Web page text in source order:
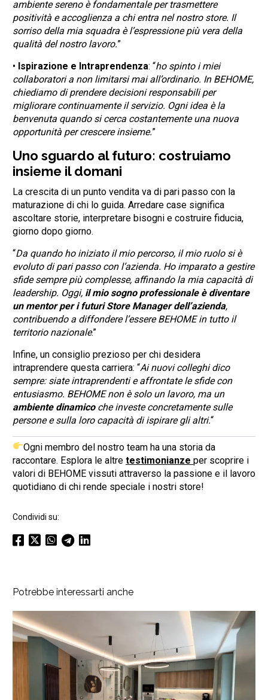
ambiente sereno è fondamentale per trasmettere
positività e accoglienza a chi entra nel nostro store. Il
sorriso della mia squadra è l’espressione più vera della
qualità del nostro lavoro.”
• Ispirazione e Intraprendenza: “ho spinto i miei
collaboratori a non limitarsi mai all’ordinario. In BEHOME,
chiediamo di prendere decisioni responsabili per
migliorare continuamente il servizio. Ogni idea è la
benvenuta quando si cerca costantemente una nuova
opportunità per crescere insieme.”
Uno sguardo al futuro: costruiamo
insieme il domani
La crescita di un punto vendita va di pari passo con la
maturazione di chi lo guida. Arredare case significa
ascoltare storie, interpretare bisogni e costruire fiducia,
giorno dopo giorno.
“Da quando ho iniziato il mio percorso, il mio ruolo si è
evoluto di pari passo con l’azienda. Ho imparato a gestire
sfide sempre più complesse, affinando la mia capacità di
leadership. Oggi, il mio sogno professionale è diventare
un mentor per i futuri Store Manager dell’azienda,
contribuendo a diffondere l’essere BEHOME in tutto il
territorio nazionale.”
Infine, un consiglio prezioso per chi desidera
intraprendere questa carriera: “Ai nuovi colleghi dico
sempre: siate intraprendenti e affrontate le sfide con
entusiasmo. BEHOME non è solo un lavoro, ma un
ambiente dinamicoche investe concretamente sulle
persone e sulla loro capacità di ispirare gli altri.“
Ogni membro del nostro team ha una storia da
raccontare. Esplora le altre testimonianze per scoprire i
valori di BEHOME vissuti attraverso la passione e il lavoro
quotidiano di chi rende speciale i nostri store!
Condividi su:
Potrebbe interessarti anche